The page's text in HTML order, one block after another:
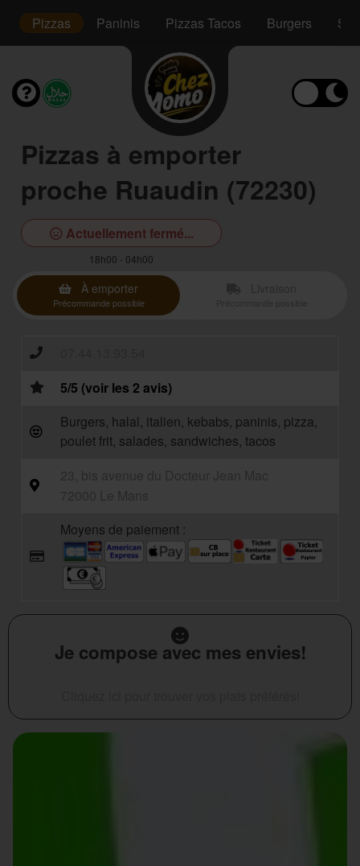
Pizzas Paninis Pizzas Tacos Burgers
Pizzas à emporter
proche Ruaudin (72230)
Actuellement fermé...
18h00 - 04h00
À emporter
Précommande possible
5/5 (voir les 2 avis)
Burgers, halal, italien, kebabs, paninis, pizza,
poulet frit, salades, sandwiches, tacos
Moyens de paiement :
Je compose avec mes envies!